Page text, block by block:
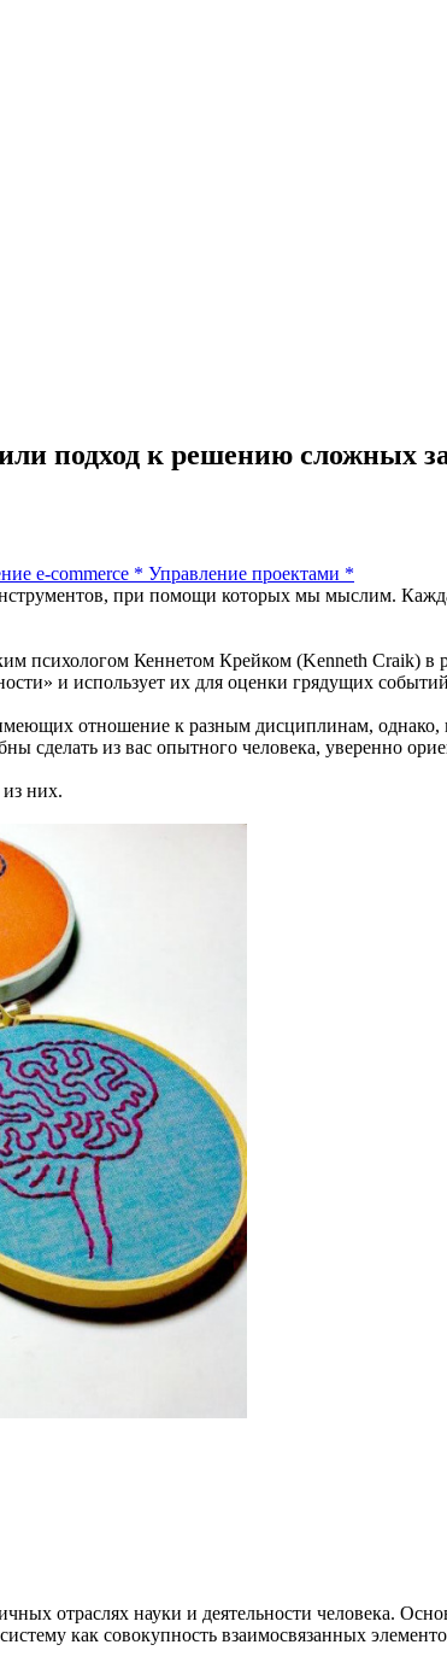
подход к решению сложных
e-commerce * Управление проектами *
при помощи которых мы мыслим.
психологом Кеннетом Крейком (Kenneth Craik) в
и использует их для оценки грядущих
отношение к разным дисциплинам, однако,
сделать из вас опытного человека, уверенно
них.
отраслях науки и деятельности человека.
как совокупность взаимосвязанных